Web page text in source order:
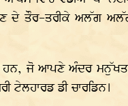
ਦੇ ਤੌਰ-ਤਰੀਕੇ ਅਲੱਗ
ਹਨ, ਜੋ ਆਪਣੇ ਅੰਦਰ
ਟੇਲਹਾਰਡ ਡੀ ਚਾਰਡਿਨ।